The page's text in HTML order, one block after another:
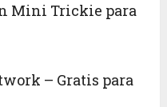
Mini Trickie para
– Gratis para